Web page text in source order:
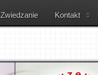
Zwiedzanie Kontakt